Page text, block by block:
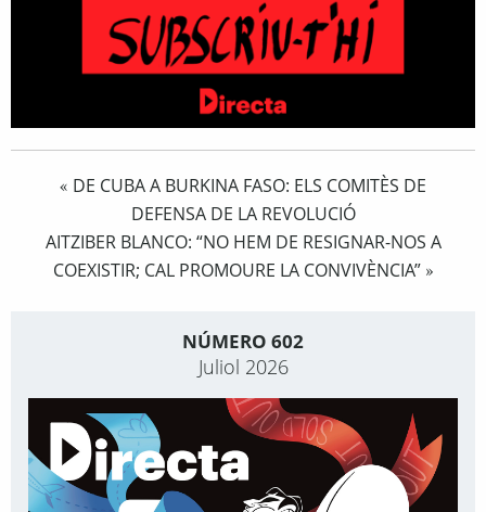
« DE CUBA A BURKINA FASO: ELS COMITÈS DE
DEFENSA DE LA REVOLUCIÓ
AITZIBER BLANCO: “NO HEM DE RESIGNAR-NOS A
COEXISTIR; CAL PROMOURE LA CONVIVÈNCIA”»
NÚMERO 602
Juliol 2026